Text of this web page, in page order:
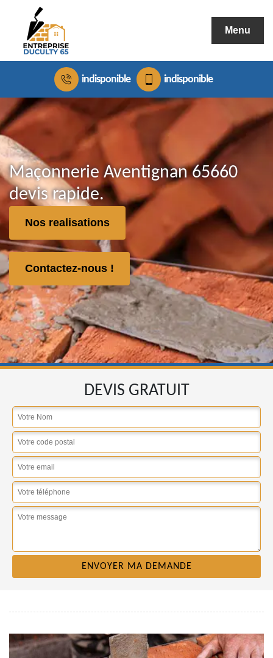
Menu
indisponible indisponible
Maçonnerie Aventignan 65660
devis rapide.
Nos realisations
Contactez-nous !
DEVIS GRATUIT